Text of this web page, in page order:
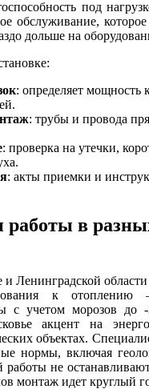
под
обслуживание,
дольше на
: определяет мощность
: трубы и провода
: проверка на утечки,
: акты приемки и
работы в
Ленинградской
к отоплению
с учетом морозов до
акцент на
объектах.
нормы, включая
не
монтаж идет круглый